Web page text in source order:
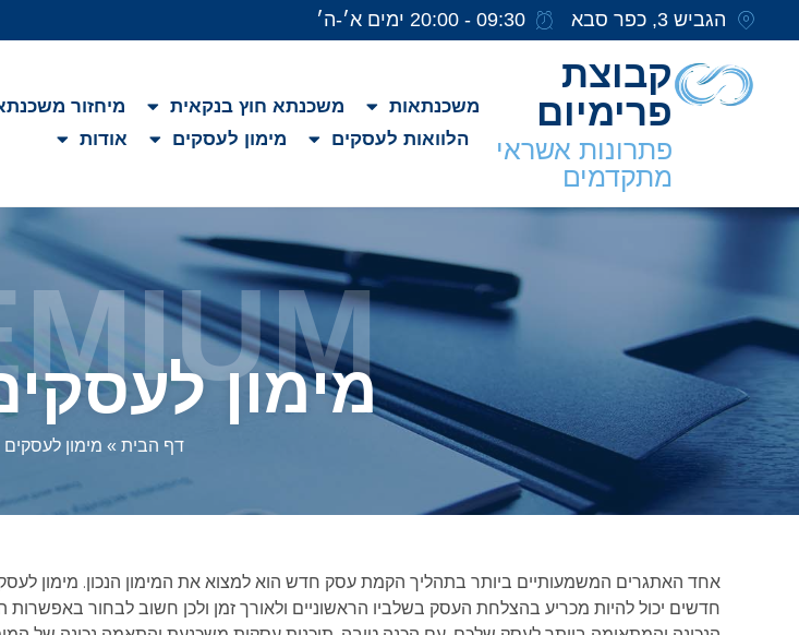
הגביש 3, כפר סבא 09:30 - 20:00 ימים א׳-ה׳
קבוצת
פרימיום
פתרונות אשראי
מתקדמים
משכנתאות משכנתא חוץ בנקאית
מיחזור
הלוואות לעסקים
מימון לעסקים אודות
מימון
דף הבית » מימון
אחד האתגרים המשמעותיים ביותר בתהליך הקמת עסק חדש הוא למצוא את המימון הנכון. מימון
חדשים יכול להיות מכריע בהצלחת העסק בשלביו הראשוניים ולאורך זמן ולכן חשוב לבחור באפשרות